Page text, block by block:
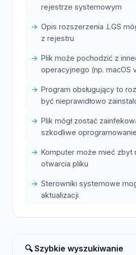
rejestrze systemowym
Opis rozszerzenia .LGS
z rejestru
Plik może pochodzić z
operacyjnego (np. macOS
Program obsługujący to
być nieprawidłowo
Plik mógł zostać
szkodliwe oprogramowanie
Komputer może mieć zbyt
otwarcia pliku
Sterowniki systemowe
aktualizacji
🔍 Szybkie wyszukiwanie